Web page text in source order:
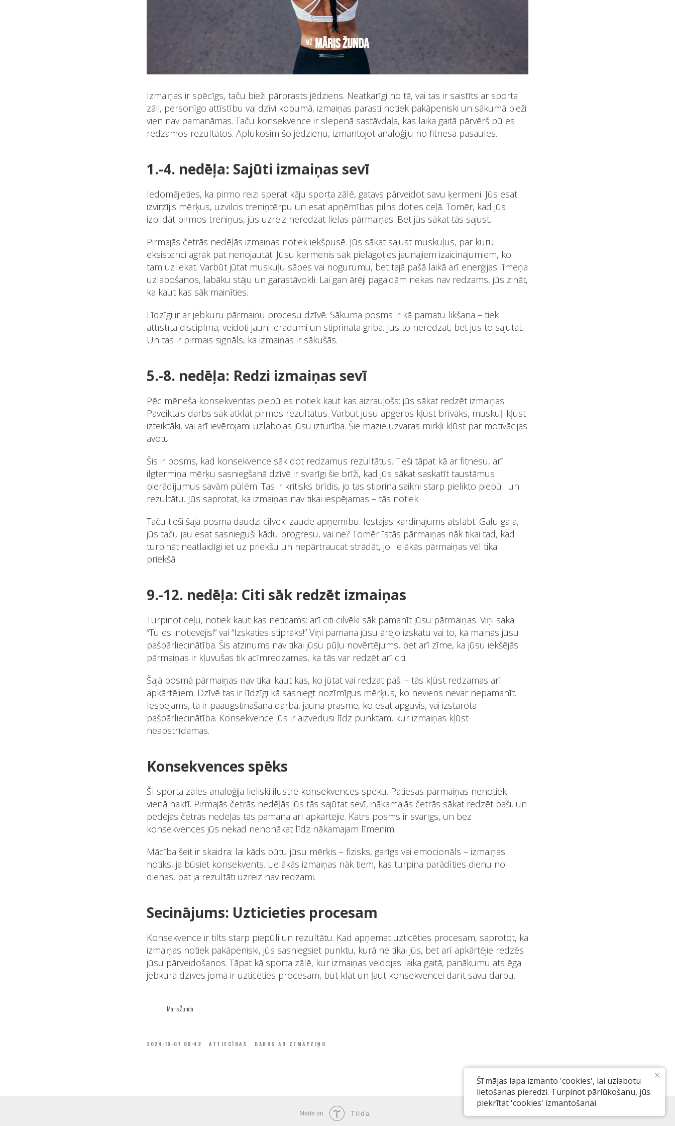
Izmaiņas ir spēcīgs, taču bieži pārprasts jēdziens. Neatkarīgi no tā, vai tas ir saistīts ar sporta
zāli, personīgo attīstību vai dzīvi kopumā, izmaiņas parasti notiek pakāpeniski un sākumā bieži
vien nav pamanāmas. Taču konsekvence ir slepenā sastāvdaļa, kas laika gaitā pārvērš pūles
redzamos rezultātos. Aplūkosim šo jēdzienu, izmantojot analoģiju no fitnesa pasaules.
1.-4. nedēļa: Sajūti izmaiņas sevī
Iedomājieties, ka pirmo reizi sperat kāju sporta zālē, gatavs pārveidot savu ķermeni. Jūs esat
izvirzījis mērķus, uzvilcis treniņtērpu un esat apņēmības pilns doties ceļā. Tomēr, kad jūs
izpildāt pirmos treniņus, jūs uzreiz neredzat lielas pārmaiņas. Bet jūs sākat tās sajust.
Pirmajās četrās nedēļās izmaiņas notiek iekšpusē. Jūs sākat sajust muskuļus, par kuru
eksistenci agrāk pat nenojautāt. Jūsu ķermenis sāk pielāgoties jaunajiem izaicinājumiem, ko
tam uzliekat. Varbūt jūtat muskuļu sāpes vai nogurumu, bet tajā pašā laikā arī enerģijas līmeņa
uzlabošanos, labāku stāju un garastāvokli. Lai gan ārēji pagaidām nekas nav redzams, jūs zināt,
ka kaut kas sāk mainīties.
Līdzīgi ir ar jebkuru pārmaiņu procesu dzīvē. Sākuma posms ir kā pamatu likšana – tiek
attīstīta disciplīna, veidoti jauni ieradumi un stiprināta griba. Jūs to neredzat, bet jūs to sajūtat.
Un tas ir pirmais signāls, ka izmaiņas ir sākušās.
5.-8. nedēļa: Redzi izmaiņas sevī
Pēc mēneša konsekventas piepūles notiek kaut kas aizraujošs: jūs sākat redzēt izmaiņas.
Paveiktais darbs sāk atklāt pirmos rezultātus. Varbūt jūsu apģērbs kļūst brīvāks, muskuļi kļūst
izteiktāki, vai arī ievērojami uzlabojas jūsu izturība. Šie mazie uzvaras mirkļi kļūst par motivācijas
avotu.
Šis ir posms, kad konsekvence sāk dot redzamus rezultātus. Tieši tāpat kā ar fitnesu, arī
ilgtermiņa mērķu sasniegšanā dzīvē ir svarīgi šie brīži, kad jūs sākat saskatīt taustāmus
pierādījumus savām pūlēm. Tas ir kritisks brīdis, jo tas stiprina saikni starp pielikto piepūli un
rezultātu. Jūs saprotat, ka izmaiņas nav tikai iespējamas – tās notiek.
Taču tieši šajā posmā daudzi cilvēki zaudē apņēmību. Iestājas kārdinājums atslābt. Galu galā,
jūs taču jau esat sasnieguši kādu progresu, vai ne? Tomēr īstās pārmaiņas nāk tikai tad, kad
turpināt neatlaidīgi iet uz priekšu un nepārtraucat strādāt, jo lielākās pārmaiņas vēl tikai
priekšā.
9.-12. nedēļa: Citi sāk redzēt izmaiņas
Turpinot ceļu, notiek kaut kas neticams: arī citi cilvēki sāk pamanīt jūsu pārmaiņas. Viņi saka:
“Tu esi notievējis!” vai “Izskaties stiprāks!” Viņi pamana jūsu ārējo izskatu vai to, kā mainās jūsu
pašpārliecinātība. Šis atzinums nav tikai jūsu pūļu novērtējums, bet arī zīme, ka jūsu iekšējās
pārmaiņas ir kļuvušas tik acīmredzamas, ka tās var redzēt arī citi.
Šajā posmā pārmaiņas nav tikai kaut kas, ko jūtat vai redzat paši – tās kļūst redzamas arī
apkārtējiem. Dzīvē tas ir līdzīgi kā sasniegt nozīmīgus mērķus, ko neviens nevar nepamanīt.
Iespējams, tā ir paaugstināšana darbā, jauna prasme, ko esat apguvis, vai izstarota
pašpārliecinātība. Konsekvence jūs ir aizvedusi līdz punktam, kur izmaiņas kļūst
neapstrīdamas.
Konsekvences spēks
Šī sporta zāles analoģija lieliski ilustrē konsekvences spēku. Patiesas pārmaiņas nenotiek
vienā naktī. Pirmajās četrās nedēļās jūs tās sajūtat sevī, nākamajās četrās sākat redzēt paši, un
pēdējās četrās nedēļās tās pamana arī apkārtējie. Katrs posms ir svarīgs, un bez
konsekvences jūs nekad nenonākat līdz nākamajam līmenim.
Mācība šeit ir skaidra: lai kāds būtu jūsu mērķis – fizisks, garīgs vai emocionāls – izmaiņas
notiks, ja būsiet konsekvents. Lielākās izmaiņas nāk tiem, kas turpina parādīties dienu no
dienas, pat ja rezultāti uzreiz nav redzami.
Secinājums: Uzticieties procesam
Konsekvence ir tilts starp piepūli un rezultātu. Kad apņemat uzticēties procesam, saprotot, ka
izmaiņas notiek pakāpeniski, jūs sasniegsiet punktu, kurā ne tikai jūs, bet arī apkārtējie redzēs
jūsu pārveidošanos. Tāpat kā sporta zālē, kur izmaiņas veidojas laika gaitā, panākumu atslēga
jebkurā dzīves jomā ir uzticēties procesam, būt klāt un ļaut konsekvencei darīt savu darbu.
Māris Žunda
2024-10-07 00:42 ATTIECĪBAS DARBS AR ZEMAPZIŅU
Šī mājas lapa izmanto 'cookies', lai uzlabotu
lietošanas pieredzi. Turpinot pārlūkošanu, jūs
piekrītat 'cookies' izmantošanai
Made on Tilda